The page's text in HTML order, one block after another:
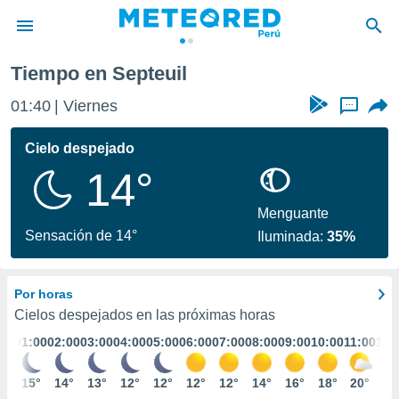
de
ha sido
calidad.
a este
las
y
digital
basada
Tiempo en Septeuil
01:40 Viernes ...
Cielo despejado
14°
Sensación de 14°
Menguante
Iluminada:35%
Por horas
Cielos despejados en las próximas horas
01:00
15°
02:00
14°
03:00
13°
04:00
12°
05:00
12°
06:00
12°
07:00
12°
08:00
14°
09:00
16°
10:00
18°
11:00
20°